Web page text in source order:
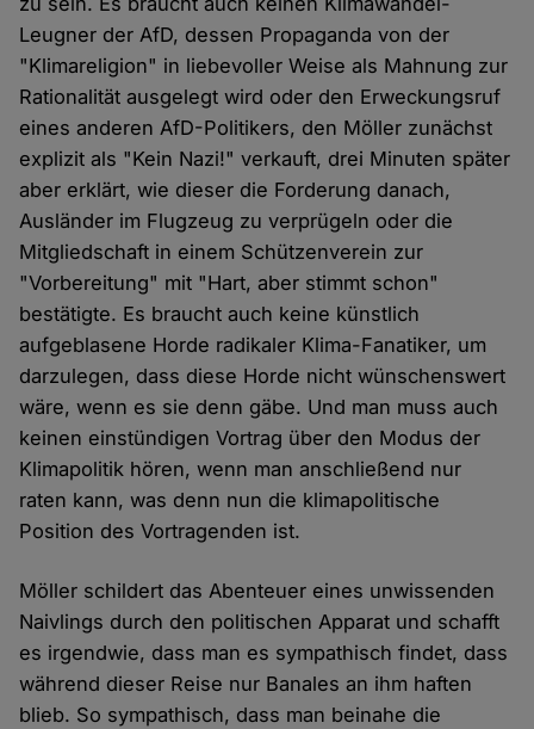
Leugner der AfD, dessen Propaganda von der
"Klimareligion" in liebevoller Weise als Mahnung zur
Rationalität ausgelegt wird oder den Erweckungsruf
eines anderen AfD-Politikers, den Möller zunächst
explizit als "Kein Nazi!" verkauft, drei Minuten später
aber erklärt, wie dieser die Forderung danach,
Ausländer im Flugzeug zu verprügeln oder die
Mitgliedschaft in einem Schützenverein zur
"Vorbereitung" mit "Hart, aber stimmt schon"
bestätigte. Es braucht auch keine künstlich
aufgeblasene Horde radikaler Klima-Fanatiker, um
darzulegen, dass diese Horde nicht wünschenswert
wäre, wenn es sie denn gäbe. Und man muss auch
keinen einstündigen Vortrag über den Modus der
Klimapolitik hören, wenn man anschließend nur
raten kann, was denn nun die klimapolitische
Position des Vortragenden ist.
Möller schildert das Abenteuer eines unwissenden
Naivlings durch den politischen Apparat und schafft
es irgendwie, dass man es sympathisch findet, dass
während dieser Reise nur Banales an ihm haften
blieb. So sympathisch, dass man beinahe die